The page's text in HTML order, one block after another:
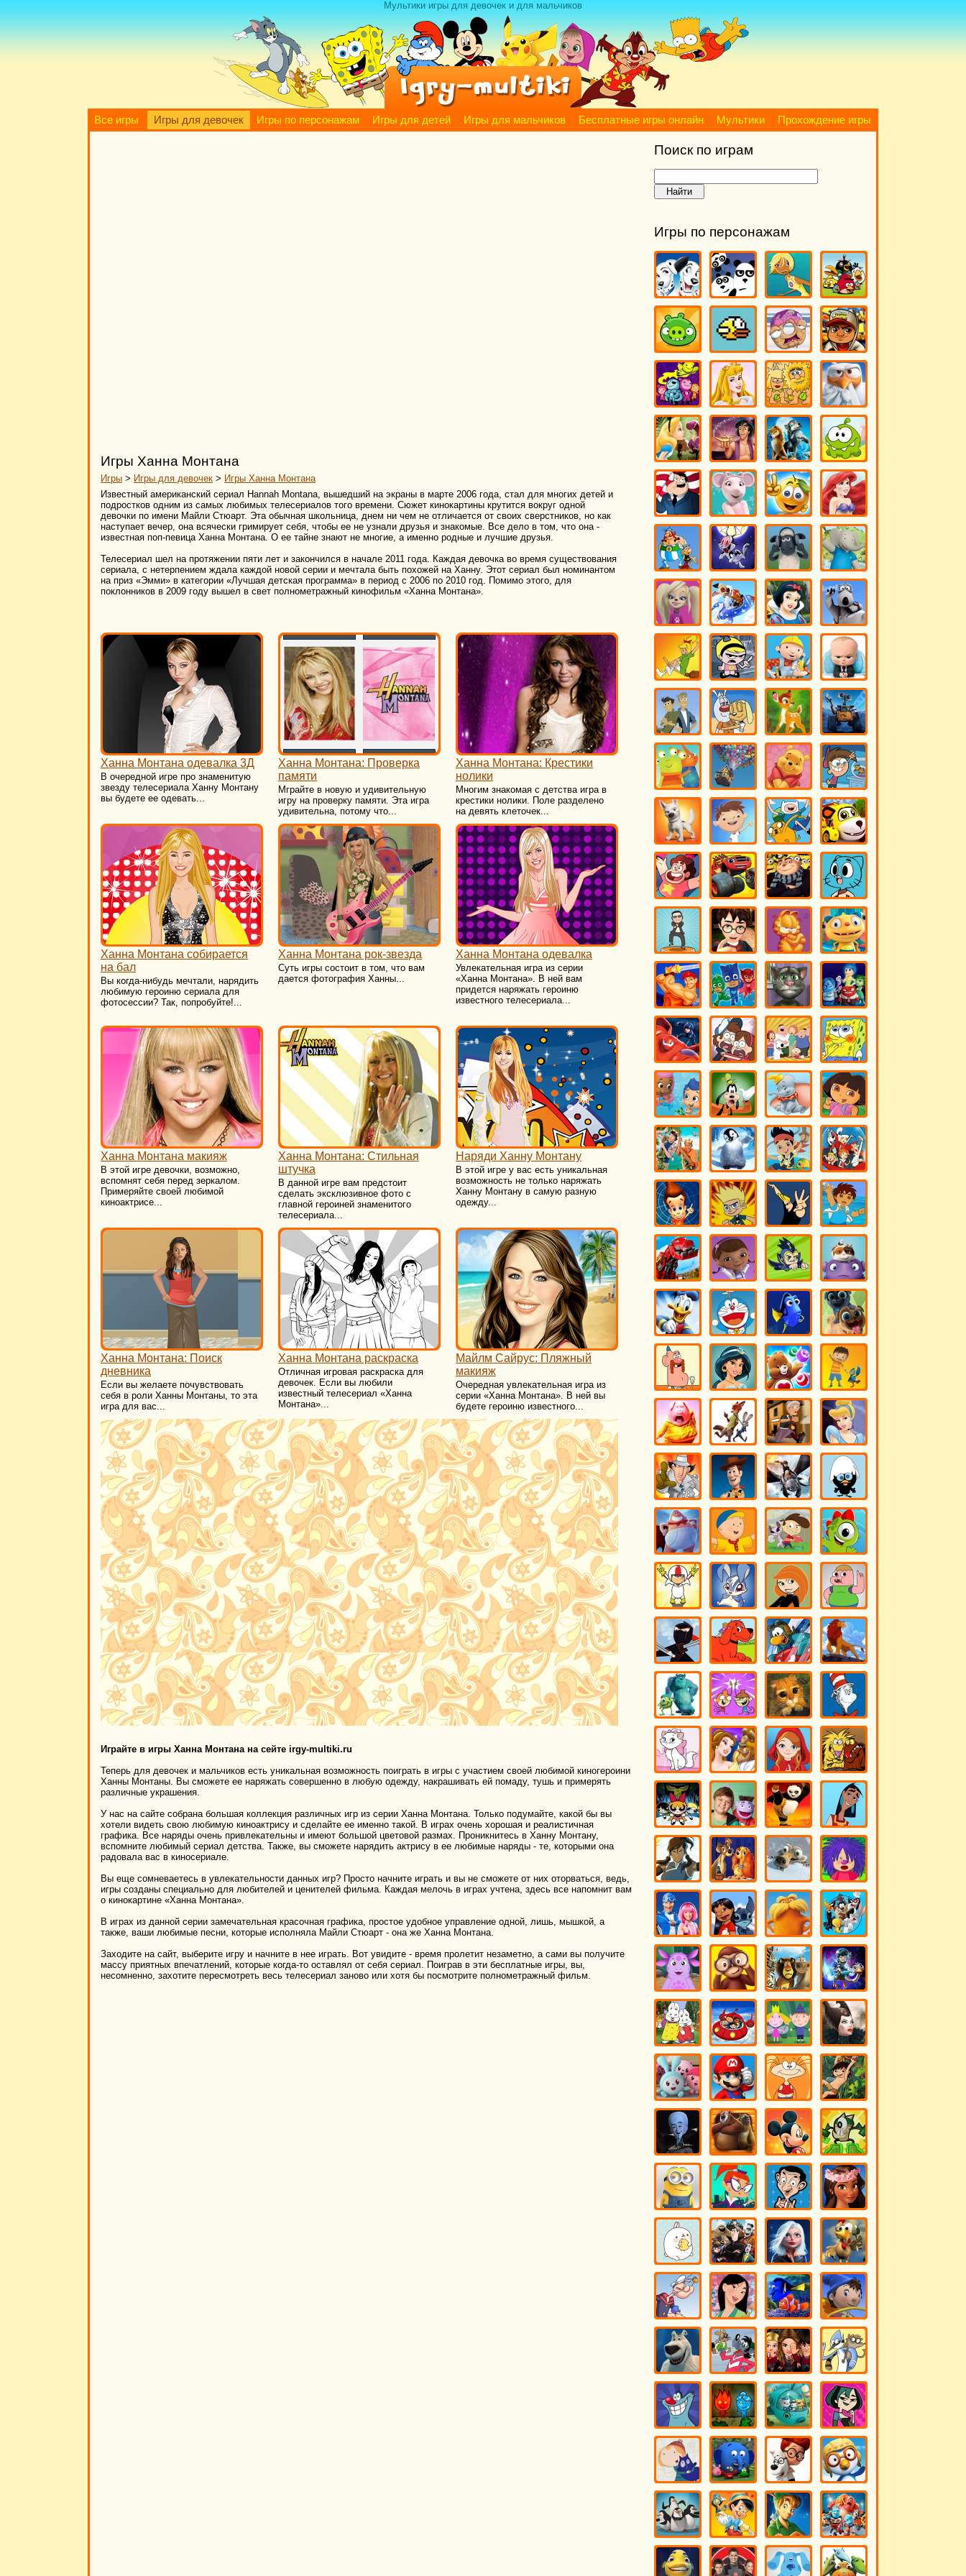
Мультики игры для девочек и для мальчиков
Все игры Игры для девочек Игры по персонажам Игры для детей Игры для мальчиков Бесплатные игры онлайн Мультики Прохождение игры
Игры Ханна Монтана
Игры > Игры для девочек > Игры Ханна Монтана
Известный американский сериал Hannah Montana, вышедший на экраны в марте 2006 года, стал для многих детей и
подростков одним из самых любимых телесериалов того времени. Сюжет кинокартины крутится вокруг одной
девочки по имени Майли Стюарт. Эта обычная школьница, днем ни чем не отличается от своих сверстников, но как
наступает вечер, она всячески гримирует себя, чтобы ее не узнали друзья и знакомые. Все дело в том, что она -
известная поп-певица Ханна Монтана. О ее тайне знают не многие, а именно родные и лучшие друзья.
Телесериал шел на протяжении пяти лет и закончился в начале 2011 года. Каждая девочка во время существования
сериала, с нетерпением ждала каждой новой серии и мечтала быть похожей на Ханну. Этот сериал был номинантом
на приз «Эмми» в категории «Лучшая детская программа» в период с 2006 по 2010 год. Помимо этого, для
поклонников в 2009 году вышел в свет полнометражный кинофильм «Ханна Монтана».
Ханна Монтана одевалка 3Д
В очередной игре про знаменитую
звезду телесериала Ханну Монтану
вы будете ее одевать...
Ханна Монтана: Проверка
памяти
Мграйте в новую и удивительную
игру на проверку памяти. Эта игра
удивительна, потому что...
Ханна Монтана: Крестики
нолики
Многим знакомая с детства игра в
крестики нолики. Поле разделено
на девять клеточек...
Ханна Монтана собирается
на бал
Вы когда-нибудь мечтали, нарядить
любимую героиню сериала для
фотосессии? Так, попробуйте!...
Ханна Монтана рок-звезда
Суть игры состоит в том, что вам
дается фотография Ханны...
Ханна Монтана одевалка
Увлекательная игра из серии
«Ханна Монтана». В ней вам
придется наряжать героиню
известного телесериала...
Ханна Монтана макияж
В этой игре девочки, возможно,
вспомнят себя перед зеркалом.
Примеряйте своей любимой
киноактрисе...
Ханна Монтана: Стильная
штучка
В данной игре вам предстоит
сделать эксклюзивное фото с
главной героиней знаменитого
телесериала...
Наряди Ханну Монтану
В этой игре у вас есть уникальная
возможность не только наряжать
Ханну Монтану в самую разную
одежду...
Ханна Монтана: Поиск
дневника
Если вы желаете почувствовать
себя в роли Ханны Монтаны, то эта
игра для вас...
Ханна Монтана раскраска
Отличная игровая раскраска для
девочек. Если вы любили
известный телесериал «Ханна
Монтана»...
Майлм Сайрус: Пляжный
макияж
Очередная увлекательная игра из
серии «Ханна Монтана». В ней вы
будете героиню известного...
Играйте в игры Ханна Монтана на сейте irgy-multiki.ru
Теперь для девочек и мальчиков есть уникальная возможность поиграть в игры с участием своей любимой киногероини
Ханны Монтаны. Вы сможете ее наряжать совершенно в любую одежду, накрашивать ей помаду, тушь и примерять
различные украшения.
У нас на сайте собрана большая коллекция различных игр из серии Ханна Монтана. Только подумайте, какой бы вы
хотели видеть свою любимую киноактрису и сделайте ее именно такой. В играх очень хорошая и реалистичная
графика. Все наряды очень привлекательны и имеют большой цветовой размах. Проникнитесь в Ханну Монтану,
вспомните любимый сериал детства. Также, вы сможете нарядить актрису в ее любимые наряды - те, которыми она
радовала вас в киносериале.
Вы еще сомневаетесь в увлекательности данных игр? Просто начните играть и вы не сможете от них оторваться, ведь,
игры созданы специально для любителей и ценителей фильма. Каждая мелочь в играх учтена, здесь все напомнит вам
о кинокартине «Ханна Монтана».
В играх из данной серии замечательная красочная графика, простое удобное управление одной, лишь, мышкой, а
также, ваши любимые песни, которые исполняла Майли Стюарт - она же Ханна Монтана.
Заходите на сайт, выберите игру и начните в нее играть. Вот увидите - время пролетит незаметно, а сами вы получите
массу приятных впечатлений, которые когда-то оставлял от себя сериал. Поиграв в эти бесплатные игры, вы,
несомненно, захотите пересмотреть весь телесериал заново или хотя бы посмотрите полнометражный фильм.
Поиск по играм
Игры по персонажам